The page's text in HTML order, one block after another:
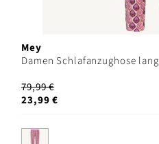
Mey
Damen Schlafanzughose lang
79,99 €
23,99 €